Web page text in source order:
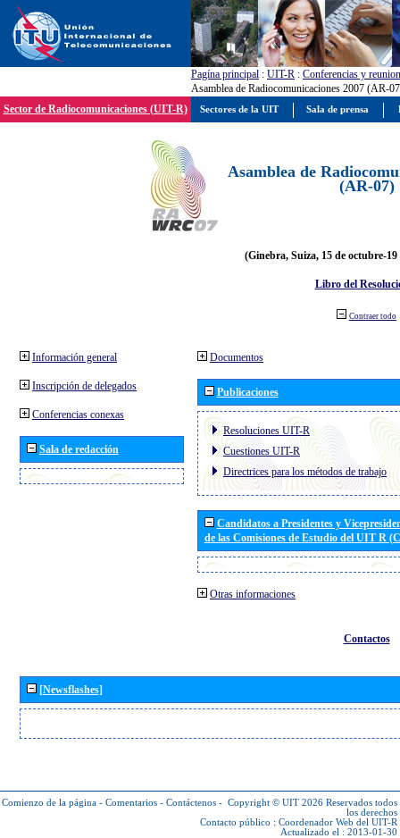
Pagína principal : UIT-R : Conferencias y
Asamblea de Radiocomunicaciones 2007 (AR-
Sector de Radiocomunicaciones (UIT-R)
Asamblea de
(AR-07)
(Ginebra, Suiza, 15 de octubre-19
Libro del
Contraer todo
Información general
Inscripción de delegados
Conferencias conexas
Sala de redacción
Documentos
Publicaciones
Resoluciones UIT-R
Cuestiones UIT-R
Directrices para los métodos de trabajo
Candidatos a Presidentes y
de las Comisiones de Estudio del UIT R
Otras informaciones
Contactos
[Newsflashes]
Comienzo de la página - Comentarios - Contáctenos - Copyright © UIT 2026 Reservados todos
los derechos
Contacto público : Coordenador Web del UIT-R
Actualizado el : 2013-01-30
Sectores de la UIT Sala de prensa